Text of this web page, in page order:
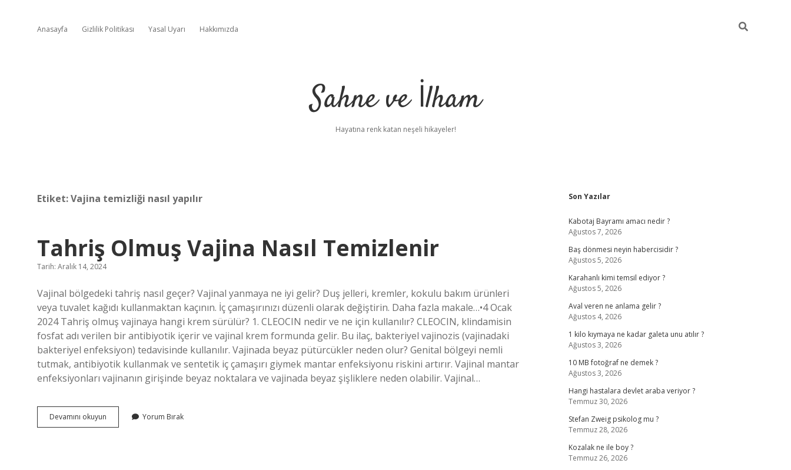
Anasayfa Gizlilik Politikası Yasal Uyarı Hakkımızda
Sahne ve İlham
Hayatına renk katan neşeli hikayeler!
Etiket:Vajina temizliği nasıl yapılır
Tahriş Olmuş Vajina Nasıl Temizlenir
Tarih: Aralık 14, 2024
Vajinal bölgedeki tahriş nasıl geçer? Vajinal yanmaya ne iyi gelir? Duş jelleri, kremler, kokulu bakım ürünleri
veya tuvalet kağıdı kullanmaktan kaçının. İç çamaşırınızı düzenli olarak değiştirin. Daha fazla makale…•4 Ocak
2024 Tahriş olmuş vajinaya hangi krem sürülür? 1. CLEOCIN nedir ve ne için kullanılır? CLEOCIN, klindamisin
fosfat adı verilen bir antibiyotik içerir ve vajinal krem ​​formunda gelir. Bu ilaç, bakteriyel vajinozis (vajinadaki
bakteriyel enfeksiyon) tedavisinde kullanılır. Vajinada beyaz pütürcükler neden olur? Genital bölgeyi nemli
tutmak, antibiyotik kullanmak ve sentetik iç çamaşırı giymek mantar enfeksiyonu riskini artırır. Vajinal mantar
enfeksiyonları vajinanın girişinde beyaz noktalara ve vajinada beyaz şişliklere neden olabilir. Vajinal…
Devamını okuyun
Olmuş
Yorum Bırak
Sidebar
Son Yazılar
Kabotaj Bayramı amacı nedir ?
Ağustos 7, 2026
Baş dönmesi neyin habercisidir ?
Ağustos 5, 2026
Karahanlı kimi temsil ediyor ?
Ağustos 5, 2026
Aval veren ne anlama gelir ?
Ağustos 4, 2026
1 kilo kıymaya ne kadar galeta unu atılır ?
Ağustos 3, 2026
10 MB fotoğraf ne demek ?
Ağustos 3, 2026
Hangi hastalara devlet araba veriyor ?
Temmuz 30, 2026
Stefan Zweig psikolog mu ?
Temmuz 28, 2026
Kozalak ne ile boy ?
Temmuz 26, 2026
ilbet